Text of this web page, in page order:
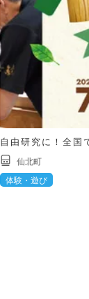
自由研究に！全国
仙北町
体験・遊び